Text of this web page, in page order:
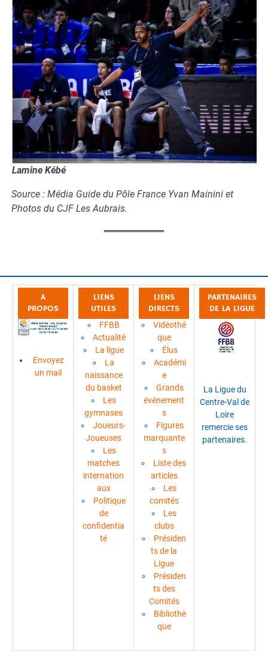
Lamine Kébé
Source : Média Guide du Pôle France Yvan Mainini et
Photos du CJF Les Aubrais.
A
PROPOS
Envoyez
un mail
LIENS
UTILES
FFBB
Actualité
La ligue
La
naissance
du basket
Les
gymnases
Joueurs-
Joueuses
Les
matches
internation
aux
Politique
de
confidentia
té
LIENS
DIRECTS
Vidéothé
que
Élus
Académi
e
Grands
événement
s
Figures
marquante
s
Liste des
articles
Les
comités
Les
clubs
Présiden
ts de la
Ligue
Présiden
ts des
Comités
Bibliothè
que
PARTENAIRES
DE LA LIGUE
La Ligue du
Centre-Val de
Loire
remercie ses
partenaires.